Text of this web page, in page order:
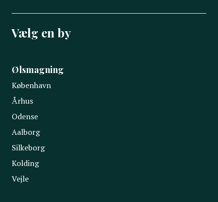
Vælg en by
Ølsmagning
København
Århus
Odense
Aalborg
Silkeborg
Kolding
Vejle